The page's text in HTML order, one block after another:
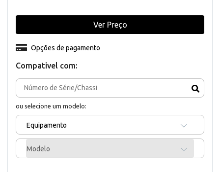
Compativel com:
ou selecione um modelo:
Equipamento
Modelo
Opções de pagamento
Ver Preço